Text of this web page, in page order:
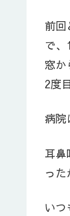
前回
で
窓か
2度
病院
耳鼻
った
い